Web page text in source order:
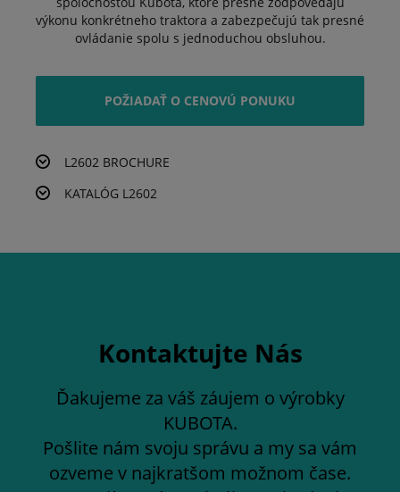
výkonu konkrétneho traktora a zabezpečujú tak presné
ovládanie spolu s jednoduchou obsluhou.
POŽIADAŤ O CENOVÚ PONUKU
L2602 BROCHURE
KATALÓG L2602
Kontaktujte Nás
Ďakujeme za váš záujem o výrobky
KUBOTA.
Pošlite nám svoju správu a my sa vám
ozveme v najkratšom možnom čase.